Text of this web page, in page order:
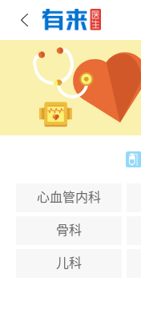
心血管内科
骨科
儿科